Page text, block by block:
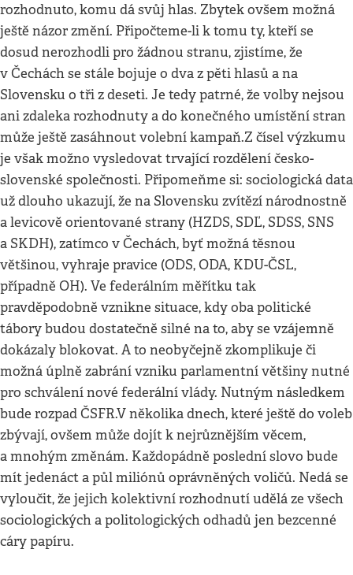
rozhodnuto, komu dá svůj hlas. Zbytek ovšem možná
ještě názor změní. Připočteme-li k tomu ty, kteří se
dosud nerozhodli pro žádnou stranu, zjistíme, že
v Čechách se stále bojuje o dva z pěti hlasů a na
Slovensku o tři z deseti. Je tedy patrné, že volby nejsou
ani zdaleka rozhodnuty a do konečného umístění stran
může ještě zasáhnout volební kampaň.Z čísel výzkumu
je však možno vysledovat trvající rozdělení česko-
slovenské společnosti. Připomeňme si: sociologická data
už dlouho ukazují, že na Slovensku zvítězí národnostně
a levicově orientované strany (HZDS, SDĽ, SDSS, SNS
a SKDH), zatímco v Čechách, byť možná těsnou
většinou, vyhraje pravice (ODS, ODA, KDU-ČSL,
případně OH). Ve federálním měřítku tak
pravděpodobně vznikne situace, kdy oba politické
tábory budou dostatečně silné na to, aby se vzájemně
dokázaly blokovat. A to neobyčejně zkomplikuje či
možná úplně zabrání vzniku parlamentní většiny nutné
pro schválení nové federální vlády. Nutným následkem
bude rozpad ČSFR.V několika dnech, které ještě do voleb
zbývají, ovšem může dojít k nejrůznějším věcem,
a mnohým změnám. Každopádně poslední slovo bude
mít jedenáct a půl miliónů oprávněných voličů. Nedá se
vyloučit, že jejich kolektivní rozhodnutí udělá ze všech
sociologických a politologických odhadů jen bezcenné
cáry papíru.